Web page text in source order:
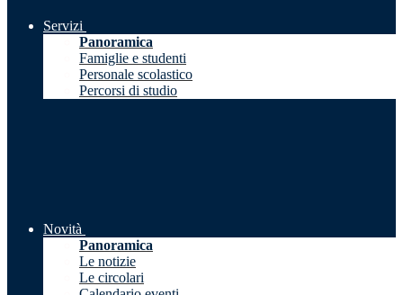
Servizi
Panoramica
Famiglie e studenti
Personale scolastico
Percorsi di studio
Novità
Panoramica
Le notizie
Le circolari